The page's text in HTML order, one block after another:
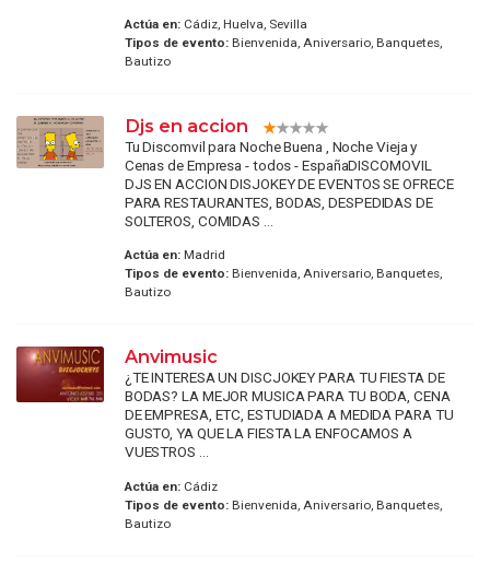
Actúa en:Cádiz, Huelva, Sevilla
Tipos de evento:Bienvenida, Aniversario, Banquetes,
Bautizo
Djs en accion
Tu Discomvil para Noche Buena , Noche Vieja y
Cenas de Empresa - todos - EspañaDISCOMOVIL
DJS EN ACCION DISJOKEY DE EVENTOS SE OFRECE
PARA RESTAURANTES, BODAS, DESPEDIDAS DE
SOLTEROS, COMIDAS ...
Actúa en:Madrid
Tipos de evento:Bienvenida, Aniversario, Banquetes,
Bautizo
Anvimusic
¿TE INTERESA UN DISCJOKEY PARA TU FIESTA DE
BODAS? LA MEJOR MUSICA PARA TU BODA, CENA
DE EMPRESA, ETC, ESTUDIADA A MEDIDA PARA TU
GUSTO, YA QUE LA FIESTA LA ENFOCAMOS A
VUESTROS ...
Actúa en:Cádiz
Tipos de evento:Bienvenida, Aniversario, Banquetes,
Bautizo